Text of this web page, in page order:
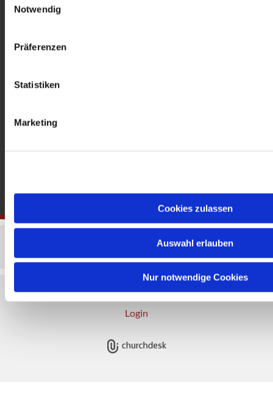
Notwendig
Präferenzen
Statistiken
Marketing
Cookies zulassen
Auswahl erlauben
Nur notwendige Cookies
Heckerdamm 230, 13627 Berlin |
Offene Kirche: Täglich 08-18 Uhr
Impressum Datenschutzerklärung
ChurchDesk-
Login